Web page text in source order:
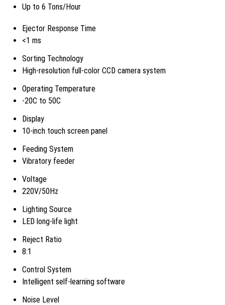
Up to 6 Tons/Hour
Ejector Response Time
<1 ms
Sorting Technology
High-resolution full-color CCD camera system
Operating Temperature
-20C to 50C
Display
10-inch touch screen panel
Feeding System
Vibratory feeder
Voltage
220V/50Hz
Lighting Source
LED long-life light
Reject Ratio
8:1
Control System
Intelligent self-learning software
Noise Level